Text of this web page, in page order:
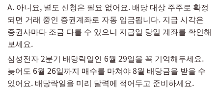
A. 아니요, 별도 신청은 필요 없어요. 배당 대상 주주로 확정
되면 거래 중인 증권계좌로 자동 입금됩니다. 지급 시각은
증권사마다 조금 다를 수 있으니 지급일 당일 계좌를 확인해
보세요.
삼성전자 2분기 배당락일인 6월 29일을 꼭 기억해두세요.
늦어도 6월 26일까지 매수를 마쳐야 8월 배당금을 받을 수
있어요. 배당락일을 미리 달력에 적어두고 준비하세요.